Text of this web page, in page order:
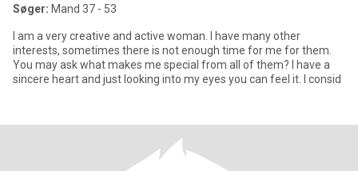
Søger: Mand 37 - 53
I am a very creative and active woman. I have many other
interests, sometimes there is not enough time for me for them.
You may ask what makes me special from all of them? I have a
sincere heart and just looking into my eyes you can feel it. I consid